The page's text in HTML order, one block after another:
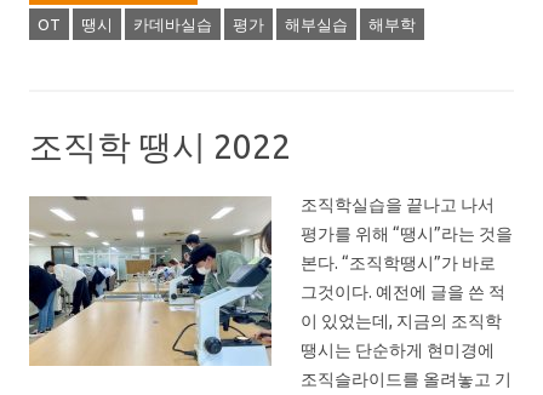
OT 땡시 카데바실습 평가 해부실습 해부학
조직학 땡시 2022
조직학실습을 끝나고 나서
평가를 위해 “땡시”라는 것을
본다. “조직학땡시”가 바로
그것이다. 예전에 글을 쓴 적
이 있었는데, 지금의 조직학
땡시는 단순하게 현미경에
조직슬라이드를 올려놓고 기